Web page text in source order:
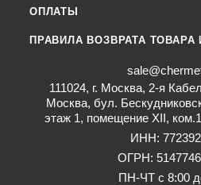
ОПЛАТЫ
ПРАВИЛА ВОЗВРАТА ТОВАРА
111024, г. Москва, 2-я
Москва, бул.
этаж 1, помещение XII,
ИНН:
ОГРН:
ПН-ЧТ с 8:00